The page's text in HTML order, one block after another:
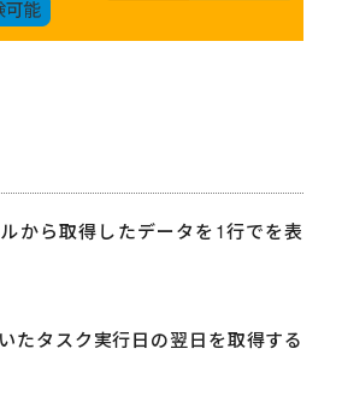
から取得したデータを1行でを表
たタスク実行日の翌日を取得する